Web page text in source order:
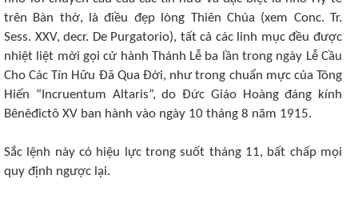
trên Bàn thờ, là điều đẹp lòng Thiên Chúa (xem Conc. Tr.
Sess. XXV, decr. De Purgatorio), tất cả các linh mục đều được
nhiệt liệt mời gọi cử hành Thánh Lễ ba lần trong ngày Lễ Cầu
Cho Các Tín Hữu Đã Qua Đời, như trong chuẩn mực của Tông
Hiến “Incruentum Altaris”, do Đức Giáo Hoàng đáng kính
Bênêđictô XV ban hành vào ngày 10 tháng 8 năm 1915.
Sắc lệnh này có hiệu lực trong suốt tháng 11, bất chấp mọi
quy định ngược lại.